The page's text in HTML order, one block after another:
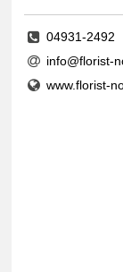
04931-2492
info@florist-
www.florist-